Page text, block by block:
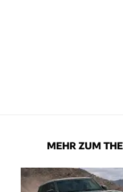
MEHR ZUM